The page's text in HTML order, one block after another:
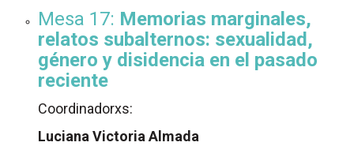
Mesa 17: Memorias marginales,
relatos subalternos: sexualidad,
género y disidencia en el pasado
reciente
Coordinadorxs:
Luciana Victoria Almada